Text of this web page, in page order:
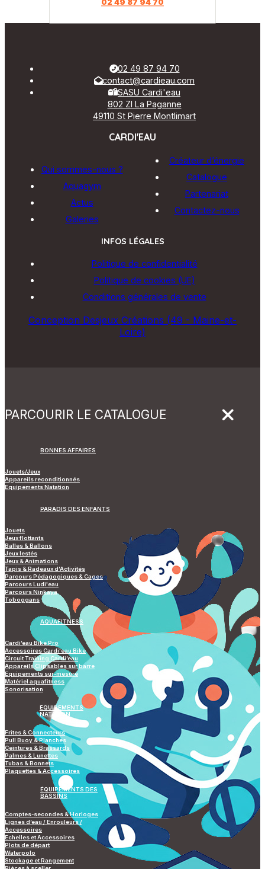
02 49 87 94 70
02 49 87 94 70
contact@cardieau.com
SASU Cardi'eau
802 ZI La Paganne
49110 St Pierre Montlimart
CARDI'EAU
Qui sommes-nous ?
Aquagym
Actus
Galeries
Créateur d’énergie
Catalogue
Partenariat
Contactez-nous
INFOS LÉGALES
Politique de confidentialité
Politique de cookies (UE)
Conditions générales de vente
Conception Desjeux Créations (49 - Maine-et-
Loire)
PARCOURIR LE CATALOGUE
BONNES AFFAIRES
Jouets/Jeux
Appareils reconditionnés
Equipements Natation
PARADIS DES ENFANTS
Jouets
Jeux flottants
Balles & Ballons
Jeux lestés
Jeux & Animations
Tapis & Radeaux d’Activités
Parcours Pédagogiques & Cages
Parcours Ludi'eau
Parcours Ninkaya
Toboggans
AQUAFITNESS
Cardi’eau Bike Pro
Accessoires Cardi'eau Bike
Circuit Training Cardi’eau
Appareils Clipsables sur barre
Equipements sur-mesure
Matériel aquafitness
Sonorisation
ÉQUIPEMENTS
NATATION
Frites & Connecteurs
Pull Buoy & Planches
Ceintures & Brassards
Palmes & Lunettes
Tubas & Bonnets
Plaquettes & Accessoires
ÉQUIPEMENTS DES
BASSINS
Comptes-secondes & Horloges
Lignes d’eau / Enrouleurs /
Accessoires
Echelles et Accessoires
Plots de départ
Waterpolo
Stockage et Rangement